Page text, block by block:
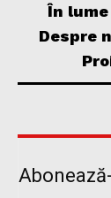
În lume
Despre